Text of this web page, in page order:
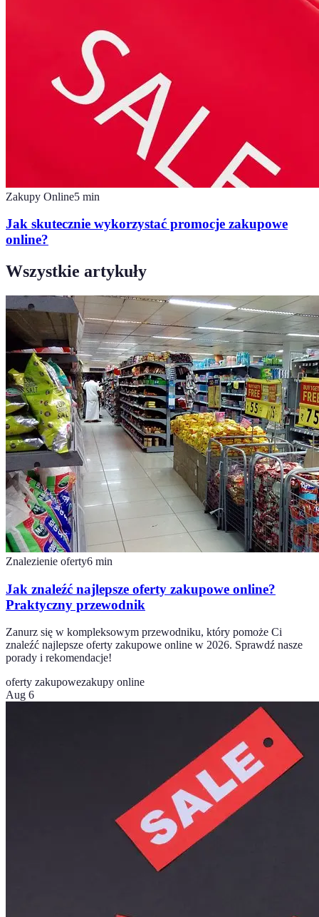
Zakupy Online5 min
Jak skutecznie wykorzystać promocje zakupowe
online?
Wszystkie artykuły
Znalezienie oferty6 min
Jak znaleźć najlepsze oferty zakupowe online?
Praktyczny przewodnik
Zanurz się w kompleksowym przewodniku, który pomoże Ci
znaleźć najlepsze oferty zakupowe online w 2026. Sprawdź nasze
porady i rekomendacje!
oferty zakupowezakupy online
Aug 6